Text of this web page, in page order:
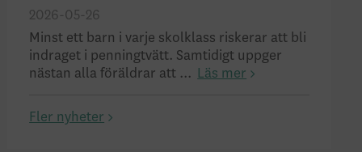
2026-05-26
Minst ett barn i varje skolklass riskerar att bli
indraget i penningtvätt. Samtidigt uppger
nästan alla föräldrar att ...
Läs mer
Fler nyheter